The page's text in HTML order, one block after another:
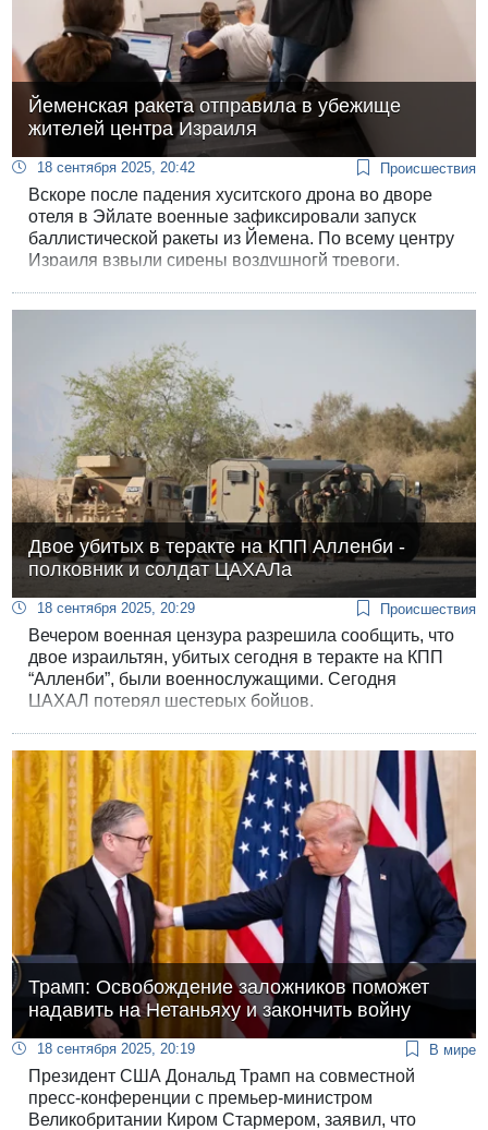
Йеменская ракета отправила в убежище
жителей центра Израиля
18 сентября 2025, 20:42 Происшествия
Вскоре после падения хуситского дрона во дворе
отеля в Эйлате военные зафиксировали запуск
баллистической ракеты из Йемена. По всему центру
Израиля взвыли сирены воздушногй тревоги.
Двое убитых в теракте на КПП Алленби -
полковник и солдат ЦАХАЛа
18 сентября 2025, 20:29 Происшествия
Вечером военная цензура разрешила сообщить, что
двое израильтян, убитых сегодня в теракте на КПП
“Алленби”, были военнослужащими. Сегодня
ЦАХАЛ потерял шестерых бойцов.
Трамп: Освобождение заложников поможет
надавить на Нетаньяху и закончить войну
18 сентября 2025, 20:19 В мире
Президент США Дональд Трамп на совместной
пресс-конференции с премьер-министром
Великобритании Киром Стармером, заявил, что